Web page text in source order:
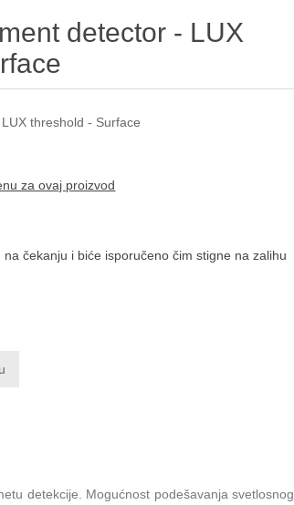
detector - LUX
threshold - Surface
za ovaj proizvod
na čekanju i biće isporučeno čim stigne na zalihu
detekcije. Mogućnost podešavanja svetlosnog